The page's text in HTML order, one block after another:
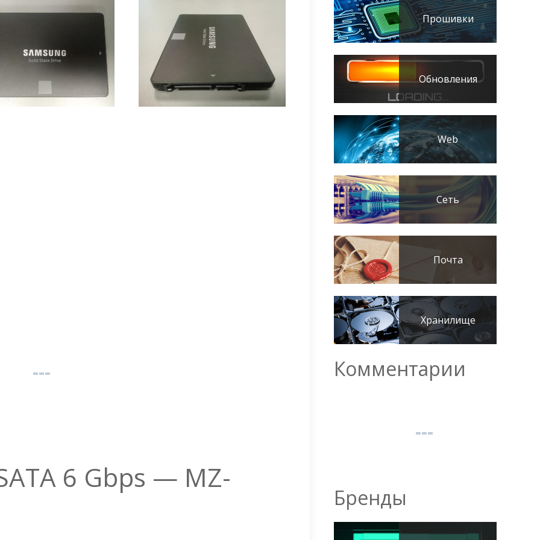
6 Gbps — MZ-
Прошивки
Обновления
Web
Сеть
Почта
Хранилище
Комментарии
Бренды